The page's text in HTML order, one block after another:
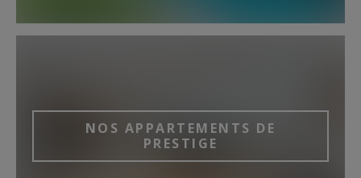
NOS APPARTEMENTS DE
PRESTIGE